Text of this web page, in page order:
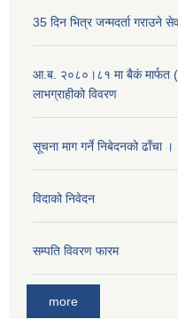
35 दिन भित्र जन्मदर्ता गराउने
आ.ब. २०८०।८१ मा बैकं मार्फत
लाभग्राहीको विवरण
सूचना माग गर्ने निबेदनको ढाँचा ।
विदाको निवेदन
सम्पति विवरण फारम
more